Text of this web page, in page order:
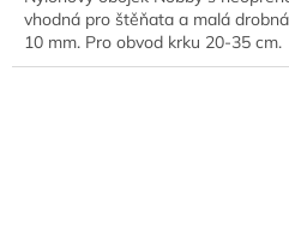
vhodná pro štěňata a malá
10 mm. Pro obvod krku 20-35 cm.